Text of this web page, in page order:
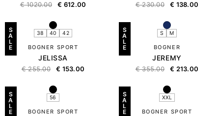
€1020.00 € 612.00 €230.00 € 138.00
S
A
L
E
38 40 42
BOGNER SPORT
JELISSA
€255.00 € 153.00
S
A
L
E
S M
BOGNER
JEREMY
€355.00 € 213.00
S
A
L
E
56
BOGNER SPORT
S
A
L
E
XXL
BOGNER SPORT